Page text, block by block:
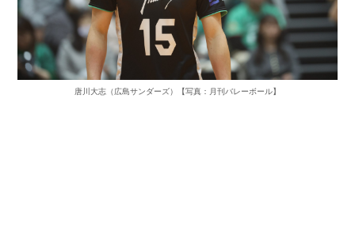
唐川大志（広島サンダーズ）【写真：月刊バレーボール】